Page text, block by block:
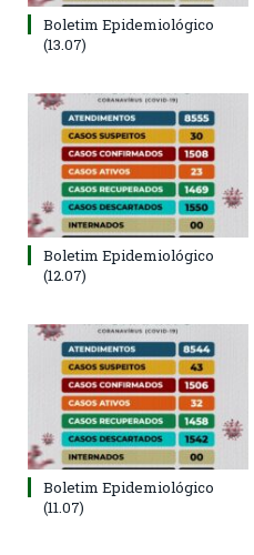
Boletim Epidemiológico
(13.07)
Boletim Epidemiológico
(12.07)
Boletim Epidemiológico
(11.07)